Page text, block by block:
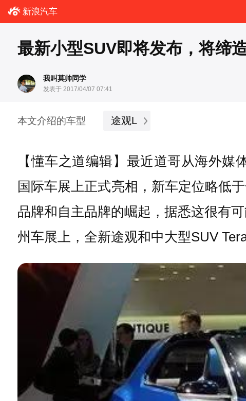
新浪汽车
最新小型SUV即将发布，将缔
我叫莫帅同学
发表于 2017/04/07 07:41
本文介绍的车型 途观L
【懂车之道编辑】最近道哥从海外媒
国际车展上正式亮相，新车定位略低
品牌和自主品牌的崛起，据悉这很有
州车展上，全新途观和中大型SUV